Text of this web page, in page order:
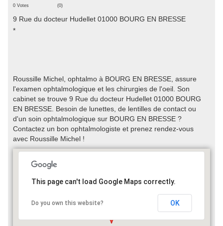
0 Votes (0)
9 Rue du docteur Hudellet 01000 BOURG EN BRESSE
*
Roussille Michel, ophtalmo à BOURG EN BRESSE, assure
l'examen ophtalmologique et les chirurgies de l'oeil. Son
cabinet se trouve 9 Rue du docteur Hudellet 01000 BOURG
EN BRESSE. Besoin de lunettes, de lentilles de contact ou
d'un soin ophtalmologique sur BOURG EN BRESSE ?
Contactez un bon ophtalmologiste et prenez rendez-vous
avec Roussille Michel !
This page can't load Google Maps correctly.
Do you own this website? OK